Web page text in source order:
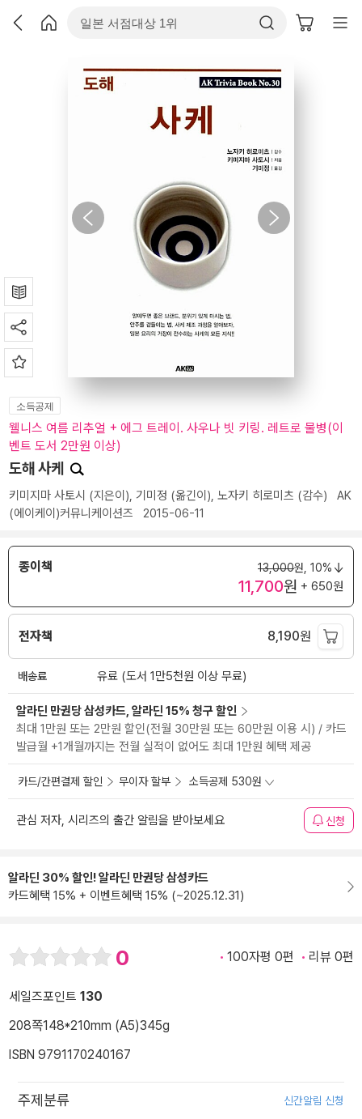
소득공제
웰니스 여름 리추얼 + 에그 트레이. 사우나 빗 키링. 레트로 물병(이
벤트 도서 2만원 이상)
도해 사케
키미지마 사토시 (지은이), 기미정 (옮긴이), 노자키 히로미츠 (감수) AK
(에이케이)커뮤니케이션즈 2015-06-11
종이책 13,000원, 10%
11,700원 + 650원
전자책 8,190원
배송료 유료 (도서 1만5천원 이상 무료)
알라딘 만권당 삼성카드, 알라딘 15% 청구 할인
최대 1만원 또는 2만원 할인(전월 30만원 또는 60만원 이용 시) / 카드
발급월 +1개월까지는 전월 실적이 없어도 최대 1만원 혜택 제공
카드/간편결제 할인 무이자 할부 소득공제 530원
관심 저자, 시리즈의 출간 알림을 받아보세요 신청
알라딘 30% 할인! 알라딘 만권당 삼성카드
카드혜택 15% + 이벤트혜택 15% (~2025.12.31)
0 100자평 0편 리뷰 0편
세일즈포인트 130
208쪽148*210mm (A5)345g
ISBN 9791170240167
주제분류 신간알림 신청